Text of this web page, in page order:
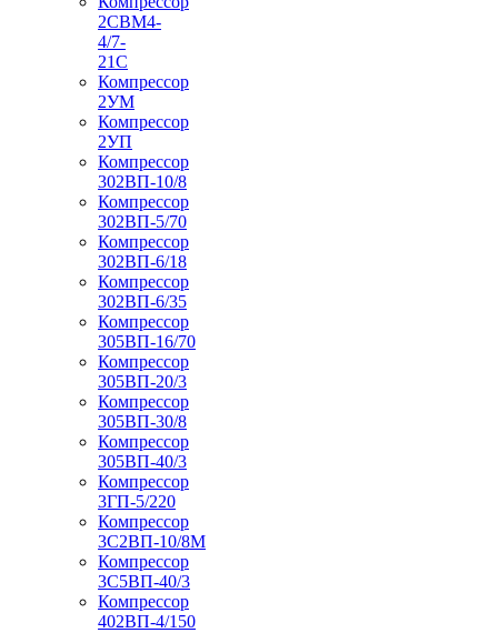
2СВМ4-
4/7-
21С
Компрессор
2УМ
Компрессор
2УП
Компрессор
302ВП-10/8
Компрессор
302ВП-5/70
Компрессор
302ВП-6/18
Компрессор
302ВП-6/35
Компрессор
305ВП-16/70
Компрессор
305ВП-20/3
Компрессор
305ВП-30/8
Компрессор
305ВП-40/3
Компрессор
3ГП-5/220
Компрессор
3С2ВП-10/8М
Компрессор
3С5ВП-40/3
Компрессор
402ВП-4/150